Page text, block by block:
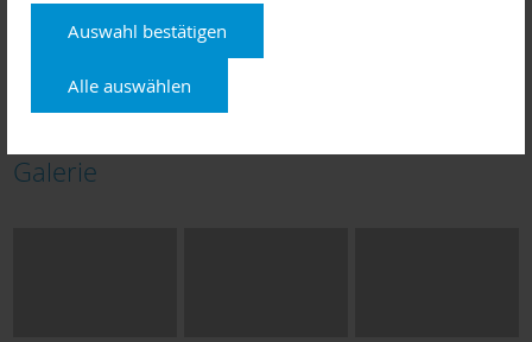
Auswahl bestätigen
Alle auswählen
Galerie